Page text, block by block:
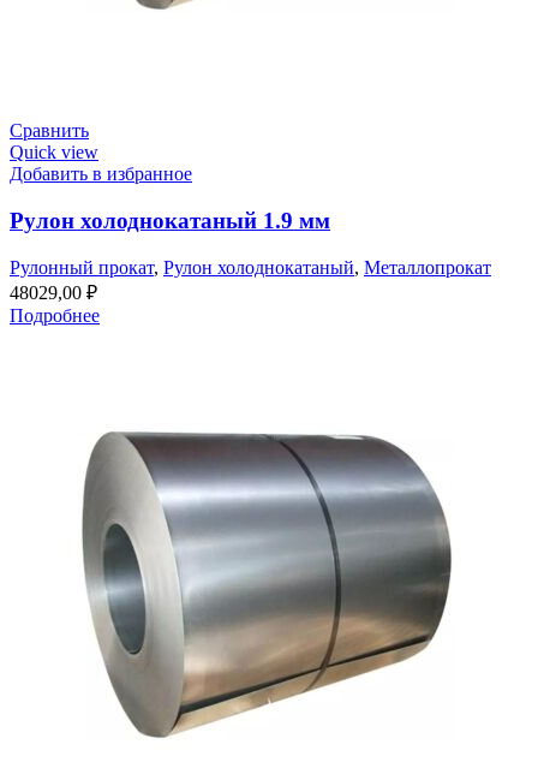
Сравнить
Quick view
Добавить в избранное
Рулон холоднокатаный 1.9 мм
Рулонный прокат, Рулон холоднокатаный, Металлопрокат
48029,00 ₽
Подробнее